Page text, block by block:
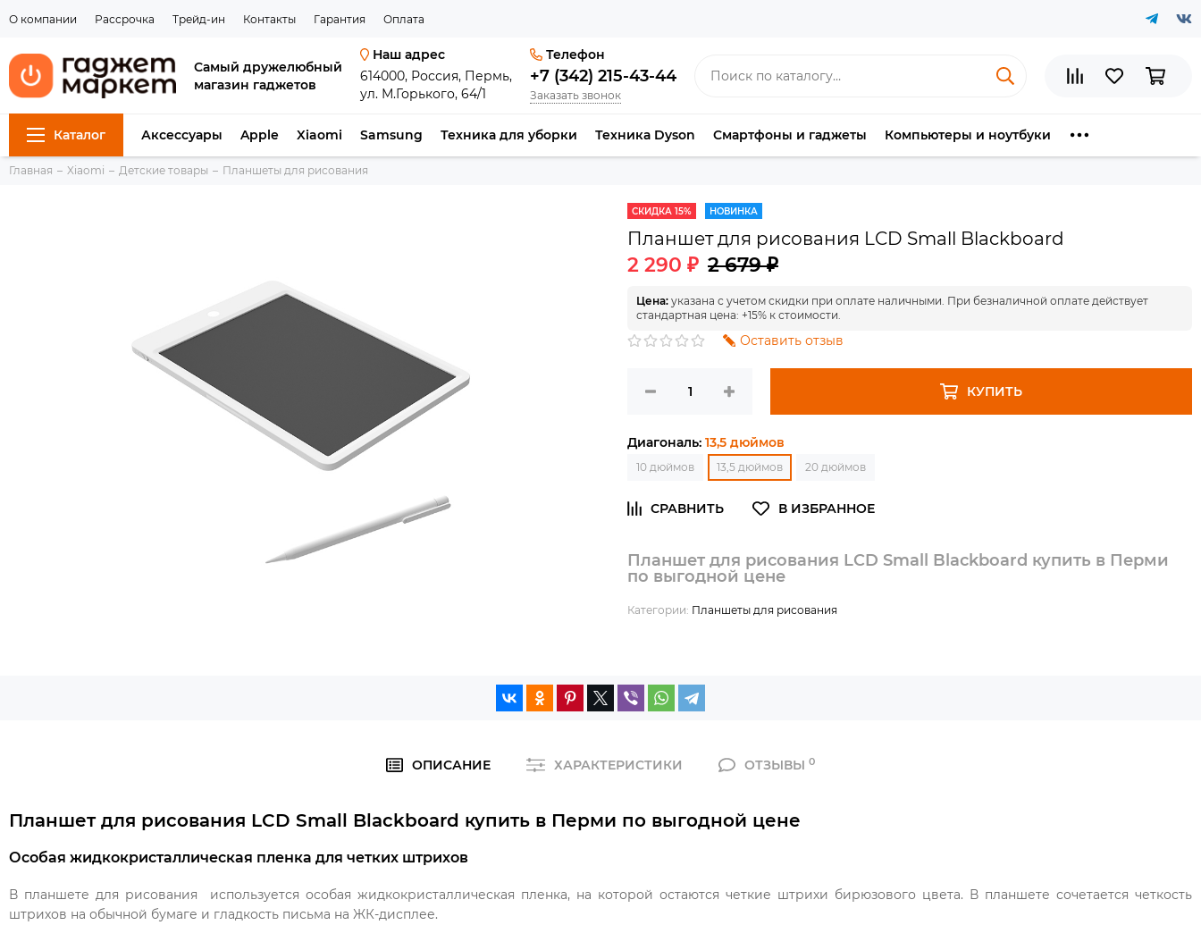
О компании Рассрочка Трейд-ин Контакты Гарантия Оплата
Самый дружелюбный
магазин гаджетов
Наш адрес
614000, Россия, Пермь,
ул. М.Горького, 64/1
Телефон
+7 (342) 215-43-44
Заказать звонок
Каталог Аксессуары Apple Xiaomi Samsung Техника для уборки Техника Dyson Смартфоны и гаджеты Компьютеры и ноутбуки
Главная Xiaomi Детские товары Планшеты для рисования
СКИДКА 15% НОВИНКА
Планшет для рисования LCD Small Blackboard
2 290 ₽ 2 679 ₽
Цена: указана с учетом скидки при оплате наличными. При безналичной оплате действует
стандартная цена: +15% к стоимости.
Оставить отзыв
КУПИТЬ
Диагональ: 13,5 дюймов
10 дюймов 13,5 дюймов 20 дюймов
Планшет для рисования LCD Small Blackboard купить в Перми
по выгодной цене
Категории: Планшеты для рисования
ОПИСАНИЕ ХАРАКТЕРИСТИКИ ОТЗЫВЫ 0
Планшет для рисования LCD Small Blackboard купить в Перми по выгодной цене
Особая жидкокристаллическая пленка для четких штрихов
В планшете для рисования используется особая жидкокристаллическая пленка, на которой остаются четкие штрихи бирюзового цвета. В планшете сочетается четкость
штрихов на обычной бумаге и гладкость письма на ЖК-дисплее.